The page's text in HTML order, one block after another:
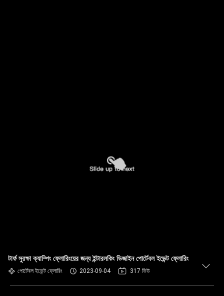
টার্ফ সুরক্ষা ক্যাম্পিং ফ্লোরিংয়ের জন্য ইন্টারলকিং ডিজাইন পোর্টেবল ইভেন্ট ফ্লোরিং
পোর্টেবল ইভেন্ট ফ্লোরিং 2023-09-04 317 ভিউ